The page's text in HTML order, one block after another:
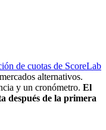
de cuotas de ScoreLab
alternativos.
y un cronómetro. El
después de la primera